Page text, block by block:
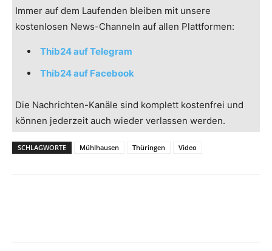
Immer auf dem Laufenden bleiben mit unsere
kostenlosen News-Channeln auf allen Plattformen:
Thib24 auf Telegram
Thib24 auf Facebook
Die Nachrichten-Kanäle sind komplett kostenfrei und
können jederzeit auch wieder verlassen werden.
SCHLAGWORTE Mühlhausen Thüringen Video